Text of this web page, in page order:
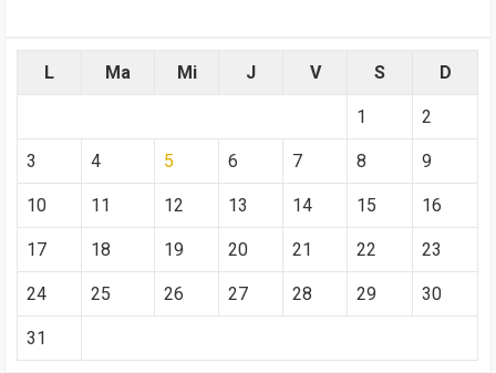
L Ma Mi J V S D
1 2
3 4 5 6 7 8 9
10 11 12 13 14 15 16
17 18 19 20 21 22 23
24 25 26 27 28 29 30
31